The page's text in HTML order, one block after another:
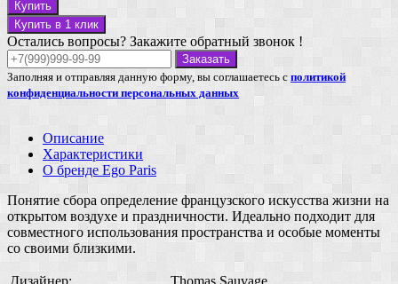
Купить
Купить в 1 клик
Остались вопросы? Закажите обратный звонок !
Заказать
Заполняя и отправляя данную форму, вы соглашаетесь с политикой
конфиденциальности персональных данных
Описание
Характеристики
О бренде Ego Paris
Понятие сбора определение французского искусства жизни на
открытом воздухе и праздничности. Идеально подходит для
совместного использования пространства и особые моменты
со своими близкими.
Дизайнер: Thomas Sauvage